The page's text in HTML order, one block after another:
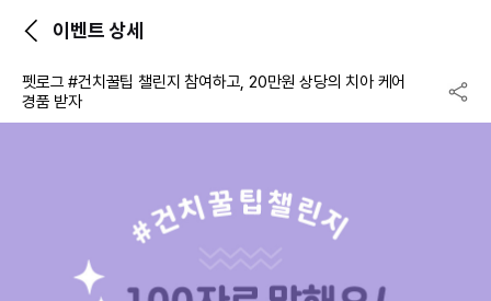
이벤트 상세
펫로그 #건치꿀팁 챌린지 참여하고, 20만원 상당의 치아 케어
경품 받자